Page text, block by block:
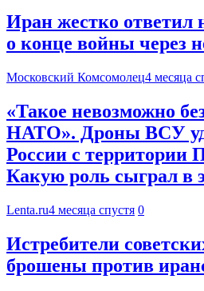
Иран жестко ответил
о конце войны через
Московский Комсомолец4 месяца
«Такое невозможно
НАТО». Дроны ВСУ
России с территории
Какую роль сыграл в
Lenta.ru4 месяца спустя 0
Истребители
брошены против